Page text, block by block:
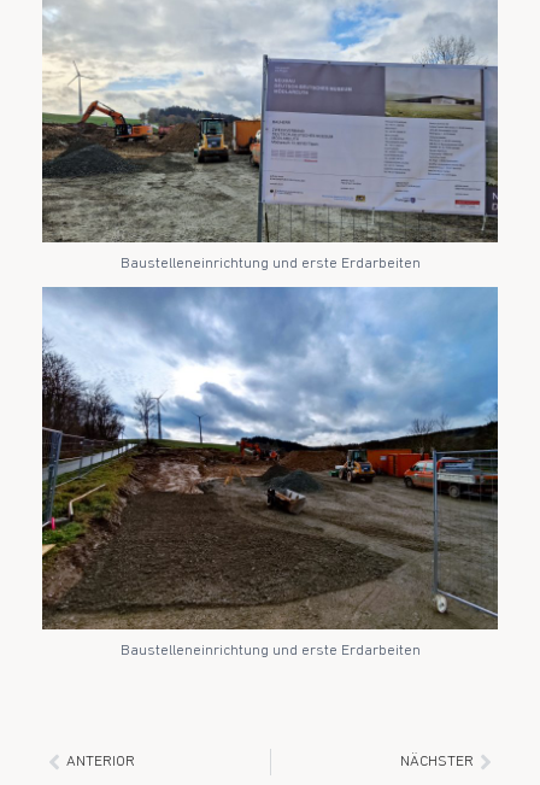
Baustelleneinrichtung und erste Erdarbeiten
Baustelleneinrichtung und erste Erdarbeiten
ANTERIOR NÄCHSTER